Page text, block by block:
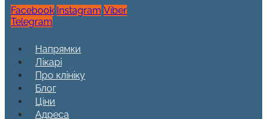
Facebook Instagram Viber
Telegram
Напрямки
Лікарі
Про клініку
Блог
Ціни
Адреса